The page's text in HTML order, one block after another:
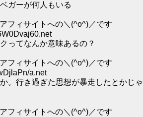
ガーが何人もいる
フィサイトへの＼(^o^)／です
ってなんか意味あるの？
フィサイトへの＼(^o^)／です
a.net
。行き過ぎた思想が暴走したとかじゃ
フィサイトへの＼(^o^)／です